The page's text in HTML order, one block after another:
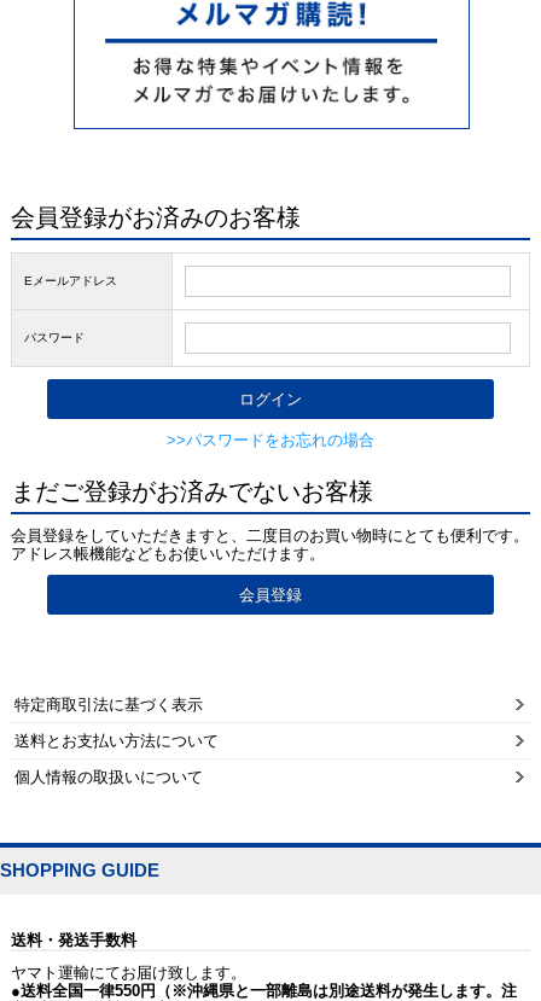
会員登録がお済みのお客様
Eメールアドレス
パスワード
>>パスワードをお忘れの場合
まだご登録がお済みでないお客様
会員登録をしていただきますと、二度目のお買い物時にとても便利です。
アドレス帳機能などもお使いいただけます。
特定商取引法に基づく表示
送料とお支払い方法について
個人情報の取扱いについて
SHOPPING GUIDE
送料・発送手数料
ヤマト運輸にてお届け致します。
●送料全国一律550円（※沖縄県と一部離島は別途送料が発生します。注